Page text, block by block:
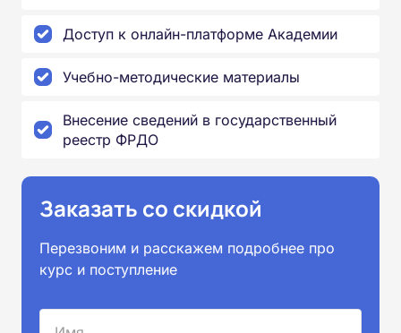
Доступ к онлайн-платформе Академии
Учебно-методические материалы
Внесение сведений в государственный
реестр ФРДО
Заказать со скидкой
Перезвоним и расскажем подробнее про
курс и поступление